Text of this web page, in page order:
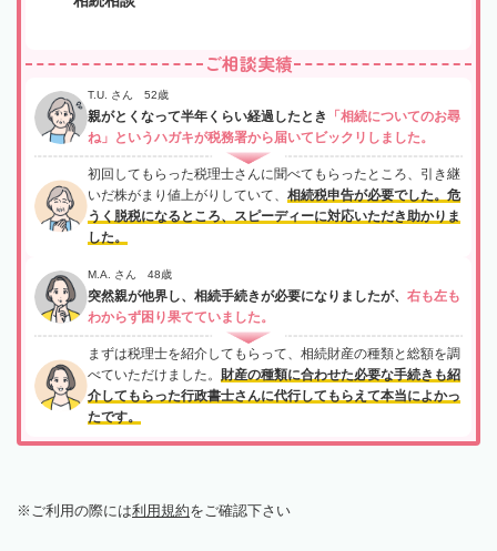
ご相談実績
T.U. さん 52歳
親がとくなって半年くらい経過したとき
「相続についてのお尋
ね」というハガキが税務署から届いてビックリしました。
初回してもらった税理士さんに聞べてもらったところ、引き継
いだ株がまり値上がりしていて、 相続税申告が必要でした。危
うく脱税になるところ、スピーディーに対応いただき助かりま
した。
M.A. さん 48歳
突然親が他界し、相続手続きが必要になりましたが、 右も左も
わからず困り果てていました。
まずは税理士を紹介してもらって、相続財産の種類と総額を調
べていただけました。 財産の種類に合わせた必要な手続きも紹
介してもらった行政書士さんに代行してもらえて本当によかっ
たです。
ご利用の際には利用規約をご確認下さい